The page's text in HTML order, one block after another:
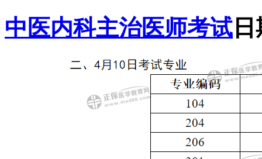
中医内科主治医师考试